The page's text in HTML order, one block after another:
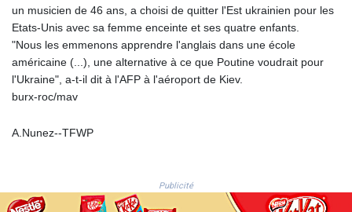
PEN 3.376465
PGK 4.406003
PHP 60.705038
PKR 276.796523
RWF
un musicien de 46 ans, a choisi de quitter l'Est ukrainien pour les
Etats-Unis avec sa femme enceinte et ses quatre enfants.
"Nous les emmenons apprendre l'anglais dans une école
américaine (...), une alternative à ce que Poutine voudrait pour
l'Ukraine", a-t-il dit à l'AFP à l'aéroport de Kiev.
burx-roc/mav
A.Nunez--TFWP
Publicité